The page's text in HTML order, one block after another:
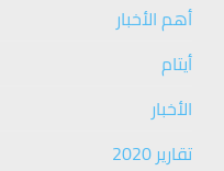
أهم الأخبار
أيتام
الأخبار
تقارير 2020